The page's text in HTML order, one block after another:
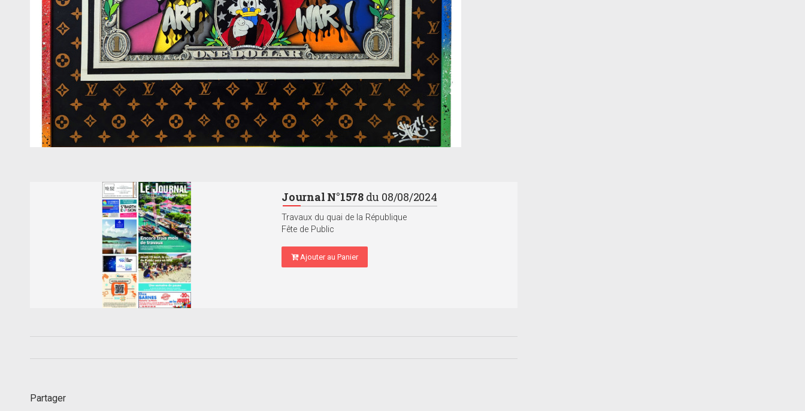
Journal N°1578du 08/08/2024
Travaux du quai de la République
Fête de Public
Ajouter au Panier
Partager